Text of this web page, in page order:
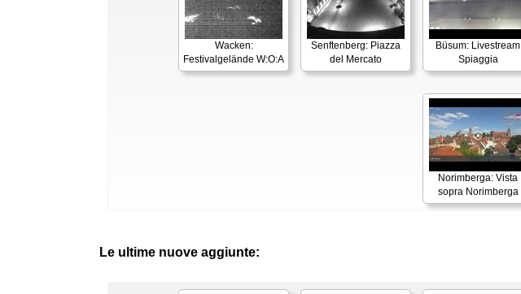
Wacken:
Festivalgelände W:O:A
Senftenberg: Piazza
del Mercato
Büsum: Livestream
Spiaggia
Norimberga: Vista
sopra Norimberga
Le ultime nuove aggiunte: